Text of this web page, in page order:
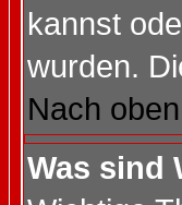
kannst
wurden.
Nach oben
Was sind